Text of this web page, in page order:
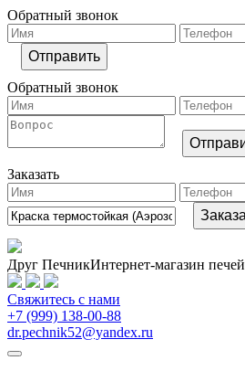
Обратный звонок
Обратный звонок
Заказать
Друг ПечникИнтернет-магазин печей
Свяжитесь с нами
+7 (999) 138-00-88
dr.pechnik52@yandex.ru